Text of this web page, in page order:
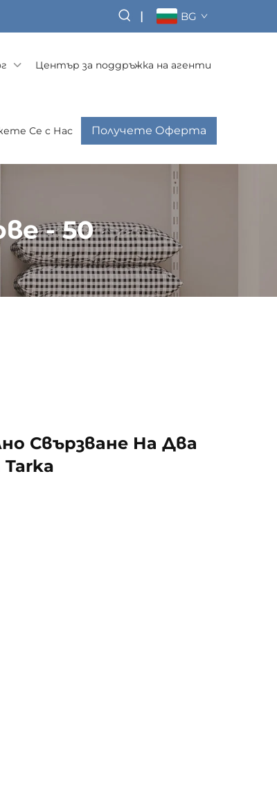
| BG
Център за поддръжка на агенти
Се с Нас Получете Оферта
- 50
Свързване На Два